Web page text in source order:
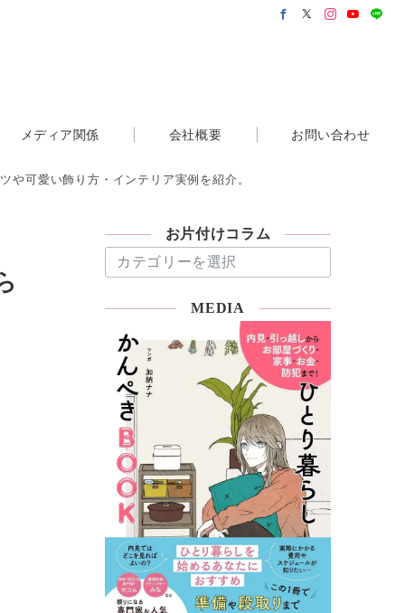
メディア関係 会社概要 お問い合わせ
や可愛い飾り方・インテリア実例を紹介。
お片付けコラム
片
ム
MEDIA